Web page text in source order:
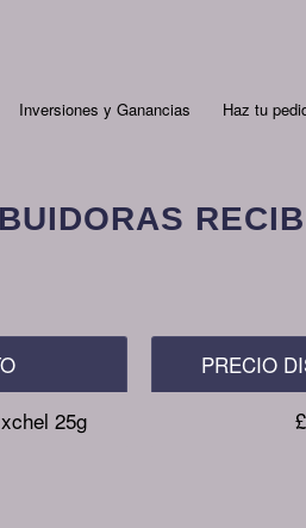
Inversiones y Ganancias Haz tu
25g
PRECIO